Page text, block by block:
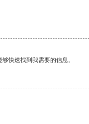
快速找到我需要的信息。